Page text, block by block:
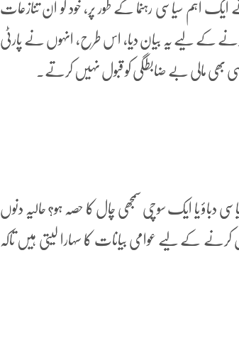
اہم سیاسی رہنما کے طور پر، خود کو ان تنازعات
کرنے کے لیے یہ بیان دیا، اس طرح، انہوں نے پارٹی
بھی مالی بے ضابطگی کو قبول نہیں کرتے۔
یا ایک سوچی سمجھی چال کا حصہ ہو؟ حالیہ دنوں
کرنے کے لیے عوامی بیانات کا سہارا لیتی ہیں تاکہ